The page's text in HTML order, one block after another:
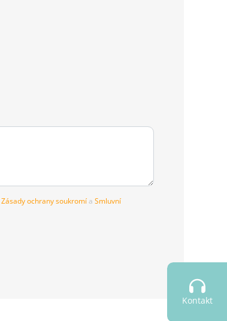
Kontakt
Zásady ochrany soukromía Smluvní